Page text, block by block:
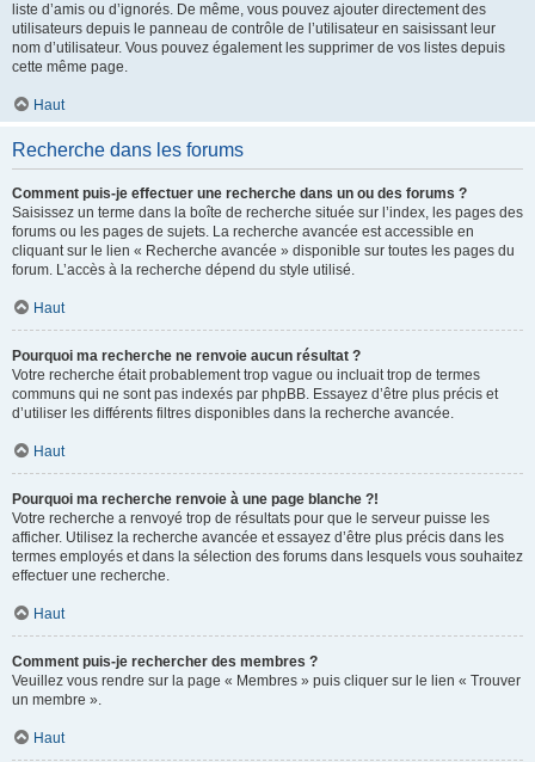
liste d’amis ou d’ignorés. De même, vous pouvez ajouter directement des
utilisateurs depuis le panneau de contrôle de l’utilisateur en saisissant leur
nom d’utilisateur. Vous pouvez également les supprimer de vos listes depuis
cette même page.
Haut
Recherche dans les forums
Comment puis-je effectuer une recherche dans un ou des forums ?
Saisissez un terme dans la boîte de recherche située sur l’index, les pages des
forums ou les pages de sujets. La recherche avancée est accessible en
cliquant sur le lien « Recherche avancée » disponible sur toutes les pages du
forum. L’accès à la recherche dépend du style utilisé.
Haut
Pourquoi ma recherche ne renvoie aucun résultat ?
Votre recherche était probablement trop vague ou incluait trop de termes
communs qui ne sont pas indexés par phpBB. Essayez d’être plus précis et
d’utiliser les différents filtres disponibles dans la recherche avancée.
Haut
Pourquoi ma recherche renvoie à une page blanche ?!
Votre recherche a renvoyé trop de résultats pour que le serveur puisse les
afficher. Utilisez la recherche avancée et essayez d’être plus précis dans les
termes employés et dans la sélection des forums dans lesquels vous souhaitez
effectuer une recherche.
Haut
Comment puis-je rechercher des membres ?
Veuillez vous rendre sur la page « Membres » puis cliquer sur le lien « Trouver
un membre ».
Haut